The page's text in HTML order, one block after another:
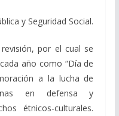
y Seguridad Social.
por el cual se
año como “Día de
a la lucha de
en defensa y
étnicos-culturales.